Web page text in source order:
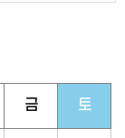
금 토